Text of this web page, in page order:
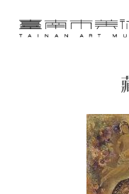
臺南市
網頁導覽